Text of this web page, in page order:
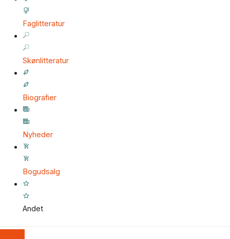
Faglitteratur
Skønlitteratur
Biografier
Nyheder
Bogudsalg
Andet